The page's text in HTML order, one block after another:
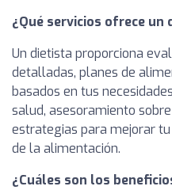
¿Qué servicios ofrece un
Un dietista proporciona
detalladas, planes de
basados en tus
salud, asesoramiento
estrategias para mejorar
de la alimentación.
¿Cuáles son los